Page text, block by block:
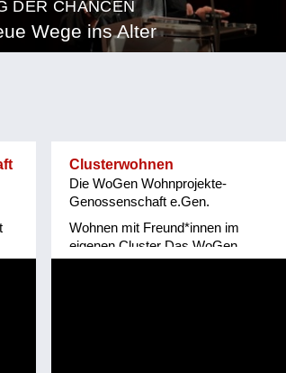
DER CHANCEN
Wege ins Alter
Clusterwohnen
Die WoGen Wohnprojekte-
Genossenschaft e.Gen.
Wohnen mit Freund*innen im
eigenen Cluster Das WoGen